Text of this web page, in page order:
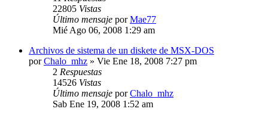
22805 Vistas
Último mensaje porMae77
Mié Ago 06, 2008 1:29 am
Archivos de sistema de un diskete de MSX-DOS
porChalo_mhz » Vie Ene 18, 2008 7:27 pm
2 Respuestas
14526 Vistas
Último mensaje porChalo_mhz
Sab Ene 19, 2008 1:52 am